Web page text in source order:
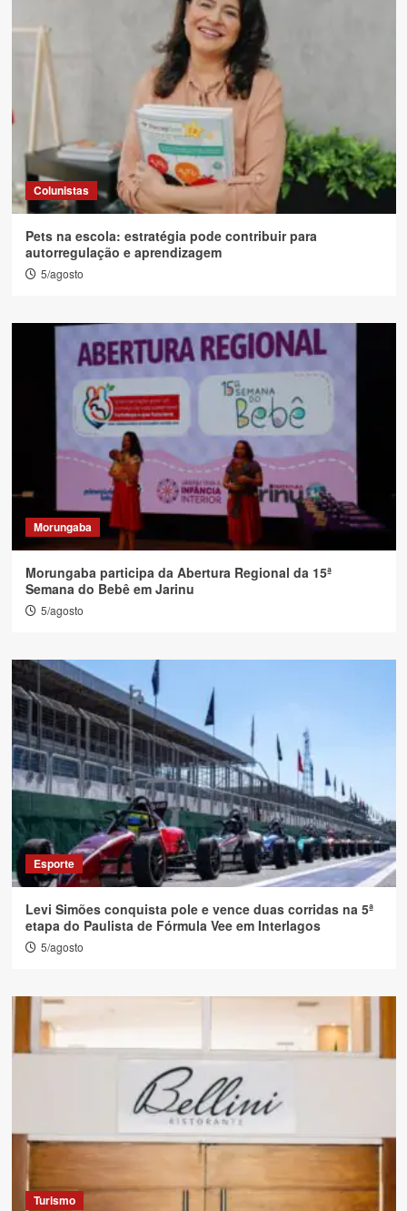
Colunistas
Pets na escola: estratégia pode contribuir para
autorregulação e aprendizagem
5/agosto
Morungaba
Morungaba participa da Abertura Regional da 15ª
Semana do Bebê em Jarinu
5/agosto
Esporte
Levi Simões conquista pole e vence duas corridas na 5ª
etapa do Paulista de Fórmula Vee em Interlagos
5/agosto
Turismo